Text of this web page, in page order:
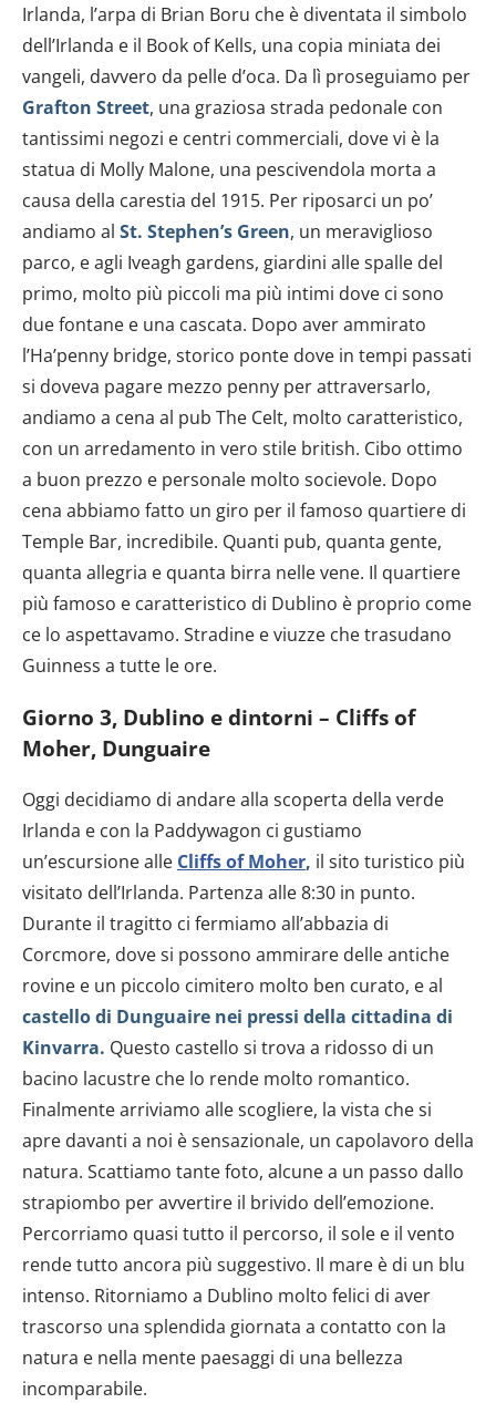
Irlanda, l’arpa di Brian Boru che è diventata il simbolo
dell’Irlanda e il Book of Kells, una copia miniata dei
vangeli, davvero da pelle d’oca. Da lì proseguiamo per
Grafton Street, una graziosa strada pedonale con
tantissimi negozi e centri commerciali, dove vi è la
statua di Molly Malone, una pescivendola morta a
causa della carestia del 1915. Per riposarci un po’
andiamo al St. Stephen’s Green, un meraviglioso
parco, e agli Iveagh gardens, giardini alle spalle del
primo, molto più piccoli ma più intimi dove ci sono
due fontane e una cascata. Dopo aver ammirato
l’Ha’penny bridge, storico ponte dove in tempi passati
si doveva pagare mezzo penny per attraversarlo,
andiamo a cena al pub The Celt, molto caratteristico,
con un arredamento in vero stile british. Cibo ottimo
a buon prezzo e personale molto socievole. Dopo
cena abbiamo fatto un giro per il famoso quartiere di
Temple Bar, incredibile. Quanti pub, quanta gente,
quanta allegria e quanta birra nelle vene. Il quartiere
più famoso e caratteristico di Dublino è proprio come
ce lo aspettavamo. Stradine e viuzze che trasudano
Guinness a tutte le ore.
Giorno 3, Dublino e dintorni – Cliffs of
Moher, Dunguaire
Oggi decidiamo di andare alla scoperta della verde
Irlanda e con la Paddywagon ci gustiamo
un’escursione alle Cliffs of Moher, il sito turistico più
visitato dell’Irlanda. Partenza alle 8:30 in punto.
Durante il tragitto ci fermiamo all’abbazia di
Corcmore, dove si possono ammirare delle antiche
rovine e un piccolo cimitero molto ben curato, e al
castello di Dunguaire nei pressi della cittadina di
Kinvarra. Questo castello si trova a ridosso di un
bacino lacustre che lo rende molto romantico.
Finalmente arriviamo alle scogliere, la vista che si
apre davanti a noi è sensazionale, un capolavoro della
natura. Scattiamo tante foto, alcune a un passo dallo
strapiombo per avvertire il brivido dell’emozione.
Percorriamo quasi tutto il percorso, il sole e il vento
rende tutto ancora più suggestivo. Il mare è di un blu
intenso. Ritorniamo a Dublino molto felici di aver
trascorso una splendida giornata a contatto con la
natura e nella mente paesaggi di una bellezza
incomparabile.